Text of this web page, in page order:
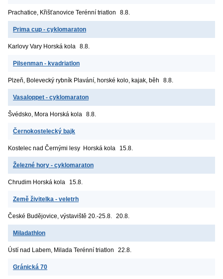
Prachatice, Křišťanovice Terénní triatlon 8.8.
Prima cup - cyklomaraton
Karlovy Vary Horská kola 8.8.
Pilsenman - kvadriatlon
Plzeň, Bolevecký rybník Plavání, horské kolo, kajak, běh 8.8.
Vasaloppet - cyklomaraton
Švédsko, Mora Horská kola 8.8.
Černokostelecký bajk
Kostelec nad Černými lesy Horská kola 15.8.
Železné hory - cyklomaraton
Chrudim Horská kola 15.8.
Země živitelka - veletrh
České Budějovice, výstaviště 20.-25.8. 20.8.
Miladathlon
Ústí nad Labem, Milada Terénní triatlon 22.8.
Gránická 70